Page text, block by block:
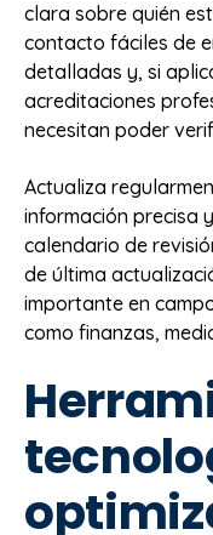
clara sobre quién
contacto fáciles de
detalladas y, si
acreditaciones
necesitan poder
Actualiza
información precisa
calendario de
de última
importante en
como finanzas,